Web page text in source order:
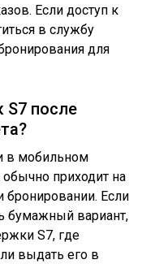
Если доступ к
в службу
для
S7 после
в мобильном
приходит на
бронировании. Если
бумажный вариант,
S7, где
выдать его в